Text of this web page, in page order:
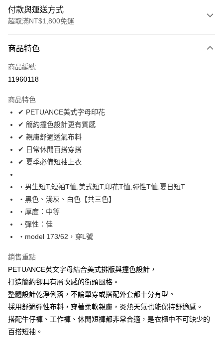
付款與運送方式
超取滿NT$1,800免運
信用卡一次付款
超商取貨付款
Apple Pay
街口支付
悠遊付
Google Pay
AFTEE先享後付
相關說明
【關於「AFTEE先享後付」】
AFTEE先享後付是「在收到商品之後才付款」的支付方式。 讓您購物簡單
便利好安心！
１．簡單：不需註冊會員、不需綁卡、不需儲值。
【「AFTEE先享後付」結帳流程】
１．於結帳方式選擇「AFTEE先享後付」後，將跳轉至「AFTEE先享後付」
結帳頁面，進行簡訊認證並確認金額後，即可完成結帳。
２．訂單成立數日內，您將收到繳費通知簡訊。
３．收到繳費通知簡訊後14天內，點擊此簡訊中的連結，可透過四大超商／
ATM／網路銀行／等多元方式進行付款，方視為交易完成。
※ 請注意：結帳手續完成當下不需立刻繳費，但若您需要取消訂單，請聯絡
購買商品的店家。未經商家同意取消之訂單仍視為有效，需透過AFTEE先享
ATM付款
運送方式
全家付款取貨
每筆NT$80，滿NT$1,800(含以上)免運費
先付款後全家取貨
每筆NT$80，滿NT$1,800(含以上)免運費
7-11付款取貨
每筆NT$80，滿NT$1,800(含以上)免運費
商品特色
商品編號
11960118
商品特色
✔ PETUANCE美式字母印花
✔ 簡約撞色設計更有質感
✔ 親膚舒適透氣布料
✔ 日常休閒百搭穿搭
✔ 夏季必備短袖上衣
‧男生短T,短袖T恤,美式短T,印花T恤,彈性T恤,夏日短T
‧黑色、淺灰、白色【共三色】
‧厚度：中等
‧彈性：佳
‧model 173/62，穿L號
銷售重點
PETUANCE英文字母結合美式排版與撞色設計，
打造簡約卻具有層次感的街頭風格。
整體設計乾淨俐落，不論單穿或搭配外套都十分有型。
採用舒適彈性布料，穿著柔軟親膚，炎熱天氣也能保持舒適感。
搭配牛仔褲、工作褲、休閒短褲都非常合適，是衣櫃中不可缺少的
百搭短袖。